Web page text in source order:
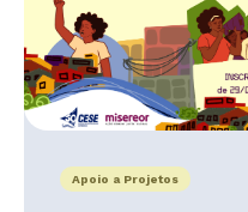
Apoio a Projetos